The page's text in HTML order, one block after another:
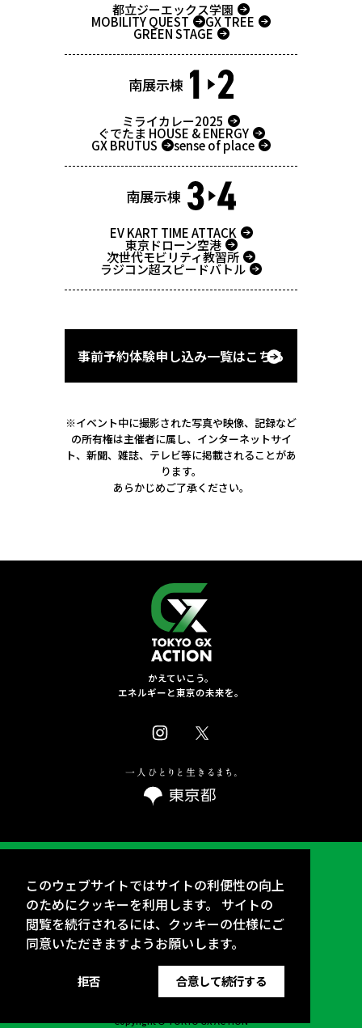
都立ジーエックス学園
MOBILITY QUEST GX TREE
GREEN STAGE
南展示棟
ミライカレー2025
ぐでたま HOUSE & ENERGY
GX BRUTUS sense of place
南展示棟
EV KART TIME ATTACK
東京ドローン空港
次世代モビリティ教習所
ラジコン超スピードバトル
事前予約体験申し込み一覧はこちら
※イベント中に撮影された写真や映像、記録など
の所有権は主催者に属し、 インターネットサイ
ト、新聞、雑誌、テレビ等に掲載されることがあ
ります。
あらかじめご了承ください。
かえていこう。
エネルギーと東京の未来を。
プライバシーポリシー
サイトポリシー
SNSアカウント運用ポリシー
TOKYO GX ACTION2026実行委員会
Copyright © TOKYO GX ACTION
このウェブサイトではサイトの利便性の向上
のためにクッキーを利用します。 サイトの
閲覧を続行されるには、クッキーの仕様にご
同意いただきますようお願いします。
拒否 合意して続行する